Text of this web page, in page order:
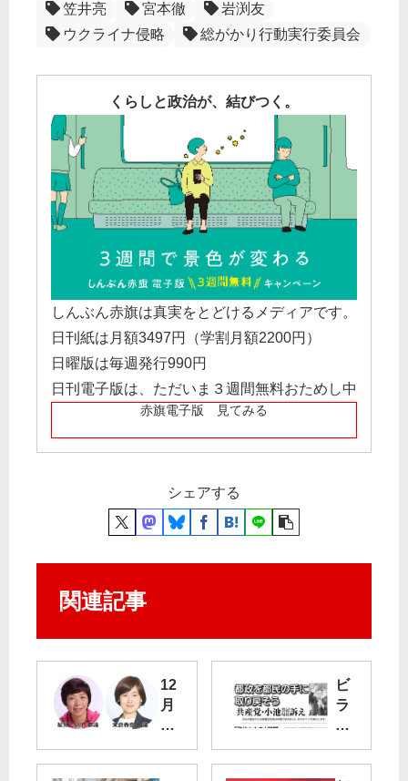
笠井亮 宮本徹
岩渕友
ウクライナ侵略
総がかり行動実行委員会
くらしと政治が、結びつく。
しんぶん赤旗は真実をとどけるメディアです。
日刊紙は月額3497円（学割月額2200円）
日曜版は毎週発行990円
日刊電子版は、ただいま３週間無料おためし中
赤旗電子版 見てみる
シェアする
関連記事
12
月
都
会
ビ
ラ
：
政